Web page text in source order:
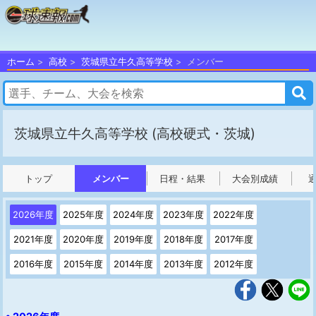
ホーム 高校 茨城県立牛久高等学校 メンバー
茨城県立牛久高等学校 (高校硬式・茨城)
トップ メンバー 日程・結果 大会別成績
2026年度 2025年度 2024年度 2023年度 2022年度
2021年度 2020年度 2019年度 2018年度 2017年度
2016年度 2015年度 2014年度 2013年度 2012年度